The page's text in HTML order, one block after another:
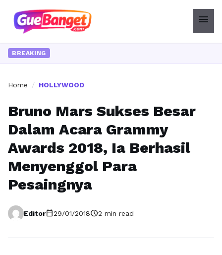
menu
BREAKING
Home / HOLLYWOOD
Bruno Mars Sukses Besar
Dalam Acara Grammy
Awards 2018, Ia Berhasil
Menyenggol Para
Pesaingnya
Editorcalendar_today29/01/2018schedule2 min read